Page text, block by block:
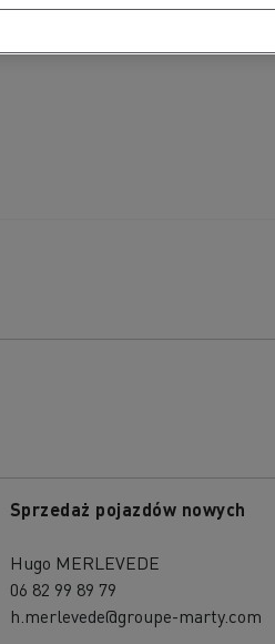
Sprzedaż pojazdów nowych
Hugo MERLEVEDE
06 82 99 89 79
h.merlevede@groupe-marty.com